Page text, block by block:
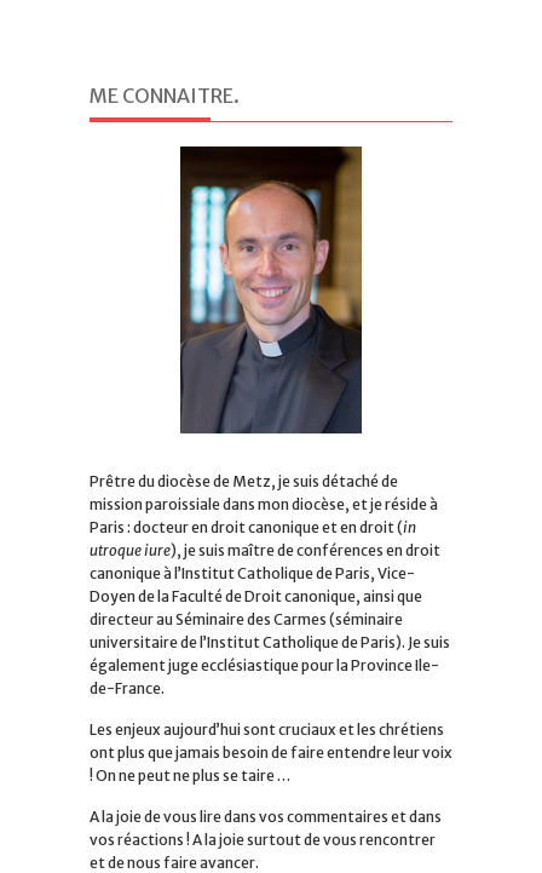
ME CONNAITRE.
Prêtre du diocèse de Metz, je suis détaché de
mission paroissiale dans mon diocèse, et je réside à
Paris : docteur en droit canonique et en droit (in
utroque iure), je suis maître de conférences en droit
canonique à l’Institut Catholique de Paris, Vice-
Doyen de la Faculté de Droit canonique, ainsi que
directeur au Séminaire des Carmes (séminaire
universitaire de l’Institut Catholique de Paris). Je suis
également juge ecclésiastique pour la Province Ile-
de-France.
Les enjeux aujourd’hui sont cruciaux et les chrétiens
ont plus que jamais besoin de faire entendre leur voix
! On ne peut ne plus se taire …
A la joie de vous lire dans vos commentaires et dans
vos réactions ! A la joie surtout de vous rencontrer
et de nous faire avancer.